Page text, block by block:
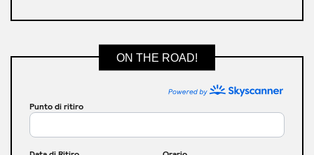
ON THE ROAD!